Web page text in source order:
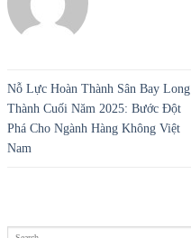
Nỗ Lực Hoàn Thành Sân Bay Long
Thành Cuối Năm 2025: Bước Đột
Phá Cho Ngành Hàng Không Việt
Nam